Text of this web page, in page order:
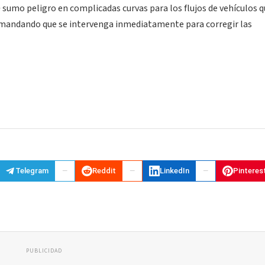
peligro en complicadas curvas para los flujos de vehículos
que se intervenga inmediatamente para corregir las
Telegram Reddit LinkedIn
PUBLICIDAD